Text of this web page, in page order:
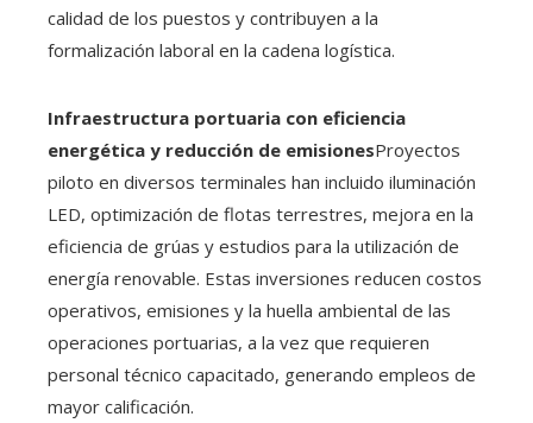
calidad de los puestos y contribuyen a la
formalización laboral en la cadena logística.
Infraestructura portuaria con eficiencia
energética y reducción de emisionesProyectos
piloto en diversos terminales han incluido iluminación
LED, optimización de flotas terrestres, mejora en la
eficiencia de grúas y estudios para la utilización de
energía renovable. Estas inversiones reducen costos
operativos, emisiones y la huella ambiental de las
operaciones portuarias, a la vez que requieren
personal técnico capacitado, generando empleos de
mayor calificación.